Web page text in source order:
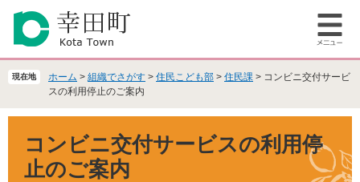
の
で
ー
ば
メ
ー
現在地 ホーム > 組織でさがす > 住民こども部 > 住民課 > コンビニ交付サービ
スの利用停止のご案内
コンビニ交付サービスの利用停
止のご案内